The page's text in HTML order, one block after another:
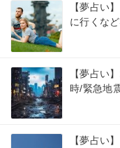
【夢占い
に行くな
【夢占い
時/緊急地
【夢占い